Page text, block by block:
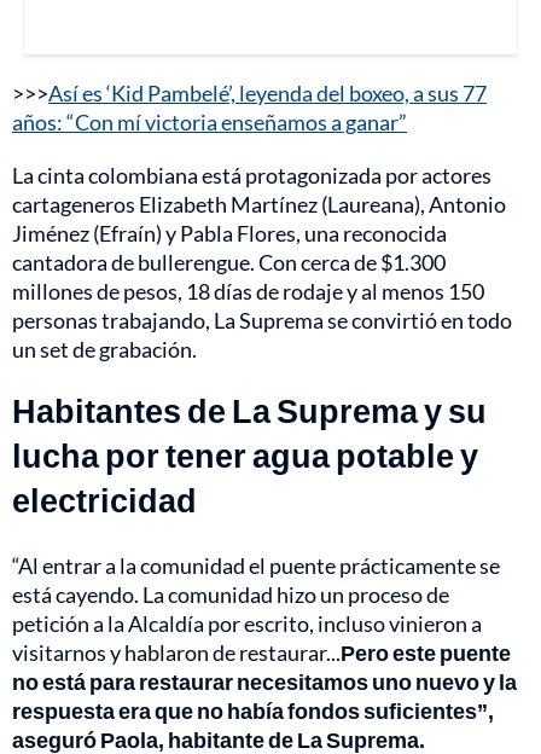
>>>Así es ‘Kid Pambelé’, leyenda del boxeo, a sus 77
años: “Con mí victoria enseñamos a ganar”
La cinta colombiana está protagonizada por actores
cartageneros Elizabeth Martínez (Laureana), Antonio
Jiménez (Efraín) y Pabla Flores, una reconocida
cantadora de bullerengue. Con cerca de $1.300
millones de pesos, 18 días de rodaje y al menos 150
personas trabajando, La Suprema se convirtió en todo
un set de grabación.
Habitantes de La Suprema y su
lucha por tener agua potable y
electricidad
“Al entrar a la comunidad el puente prácticamente se
está cayendo. La comunidad hizo un proceso de
petición a la Alcaldía por escrito, incluso vinieron a
visitarnos y hablaron de restaurar...Pero este puente
no está para restaurar necesitamos uno nuevo y la
respuesta era que no había fondos suficientes”,
aseguró Paola, habitante de La Suprema.